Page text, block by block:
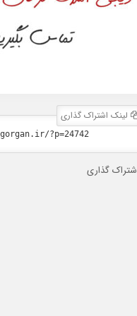
لینک اشتراک گذاری
گذاری